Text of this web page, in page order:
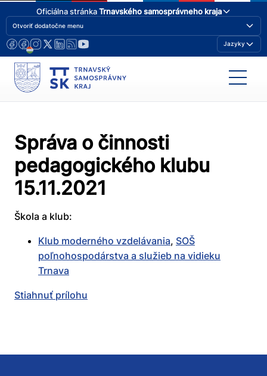
Oficiálna stránkaTrnavského samosprávneho kraja
Otvoriť dodatočne menu
Jazyky
Správa o činnosti
pedagogického klubu
15.11.2021
Škola a klub:
Klub moderného vzdelávania, SOŠ
poľnohospodárstva a služieb na vidieku
Trnava
Stiahnuť prílohu